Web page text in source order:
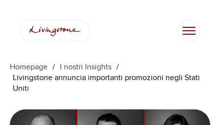
contenuto
Homepage / I nostri Insights /
Livingstone annuncia importanti promozioni negli Stati
Uniti